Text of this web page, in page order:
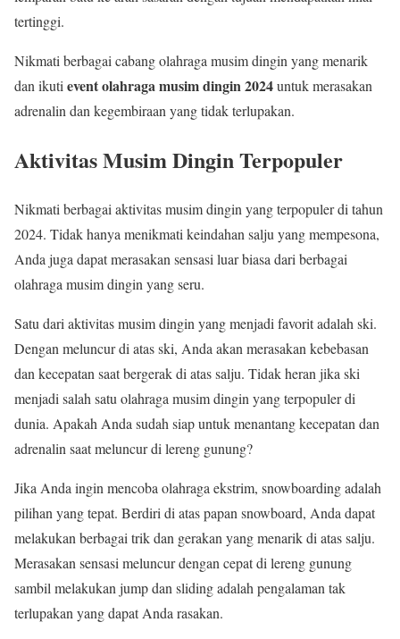
tertinggi.
Nikmati berbagai cabang olahraga musim dingin yang menarik
dan ikuti event olahraga musim dingin 2024untuk merasakan
adrenalin dan kegembiraan yang tidak terlupakan.
Aktivitas Musim Dingin Terpopuler
Nikmati berbagai aktivitas musim dingin yang terpopuler di tahun
2024. Tidak hanya menikmati keindahan salju yang mempesona,
Anda juga dapat merasakan sensasi luar biasa dari berbagai
olahraga musim dingin yang seru.
Satu dari aktivitas musim dingin yang menjadi favorit adalah ski.
Dengan meluncur di atas ski, Anda akan merasakan kebebasan
dan kecepatan saat bergerak di atas salju. Tidak heran jika ski
menjadi salah satu olahraga musim dingin yang terpopuler di
dunia. Apakah Anda sudah siap untuk menantang kecepatan dan
adrenalin saat meluncur di lereng gunung?
Jika Anda ingin mencoba olahraga ekstrim, snowboarding adalah
pilihan yang tepat. Berdiri di atas papan snowboard, Anda dapat
melakukan berbagai trik dan gerakan yang menarik di atas salju.
Merasakan sensasi meluncur dengan cepat di lereng gunung
sambil melakukan jump dan sliding adalah pengalaman tak
terlupakan yang dapat Anda rasakan.